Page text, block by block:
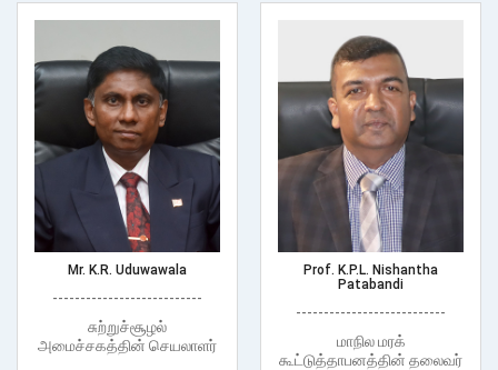
Mr. K.R. Uduwawala
---------------------------
சுற்றுச்சூழல்
அமைச்சகத்தின் செயலாளர்
Prof. K.P.L. Nishantha
Patabandi
---------------------------
மாநில மரக்
கூட்டுத்தாபனத்தின் தலைவர்